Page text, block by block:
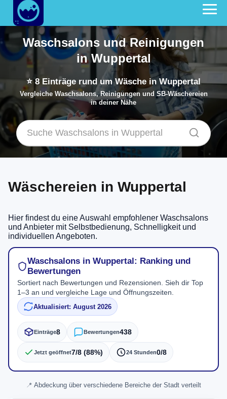
Waschsalons und Reinigungen
in Wuppertal
⭐8 Einträge rund um Wäsche in Wuppertal
Vergleiche Waschsalons, Reinigungen und SB-Wäschereien
in deiner Nähe
Wäschereien in Wuppertal
Hier findest du eine Auswahl empfohlener Waschsalons
und Anbieter mit Selbstbedienung, Schnelligkeit und
individuellen Angeboten.
Waschsalons in Wuppertal: Ranking und
Bewertungen
Sortiert nach Bewertungen und Rezensionen. Sieh dir Top
1–3 an und vergleiche Lage und Öffnungszeiten.
Aktualisiert: August 2026
Einträge8 Bewertungen438
Jetzt geöffnet7/8 (88%) 24 Stunden0/8
Abdeckung über verschiedene Bereiche der Stadt verteilt